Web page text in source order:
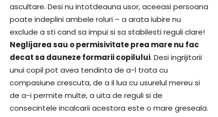
ascultare. Desi nu intotdeauna usor, aceeasi persoana
poate indeplini ambele roluri – a arata iubire nu
exclude a sti cand sa impui si sa stabilesti reguli clare!
Neglijarea sau o permisivitate prea mare nu fac
decat sa dauneze formarii copilului. Desi ingrijitorii
unui copil pot avea tendinta de a-l trata cu
compasiune crescuta, de a il lua cu usurelul mereu si
de a-i permite multe, a uita de reguli si de
consecintele incalcarii acestora este o mare greseala.